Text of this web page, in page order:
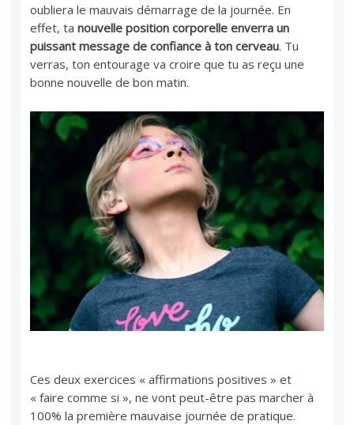
oubliera le mauvais démarrage de la journée. En
effet, tanouvelle position corporelle enverra un
puissant message de confiance à ton cerveau. Tu
verras, ton entourage va croire que tu as reçu une
bonne nouvelle de bon matin.
Ces deux exercices « affirmations positives » et
« faire comme si », ne vont peut-être pas marcher à
100% la première mauvaise journée de pratique.